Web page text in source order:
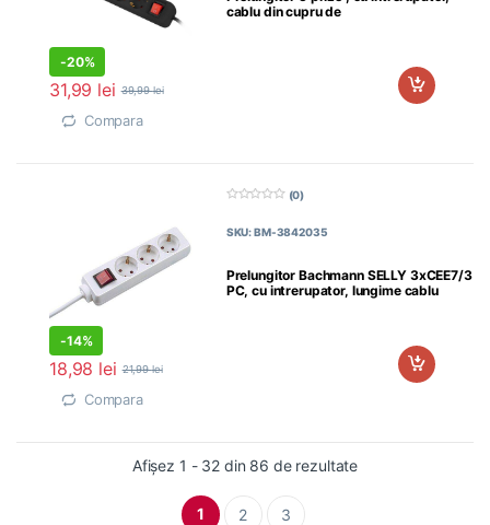
-20%
cablu din cupru de
31,99 lei 39,99lei
Compara
-14%
Prelungitor Bachmann SELLY 3xCEE7/3
PC, cu intrerupator, lungime cablu
i
(0)
SKU: BM-3842035
18,98 lei 21,99lei
Compara
Afișez 1 - 32 din 86 de rezultate
1 2 3